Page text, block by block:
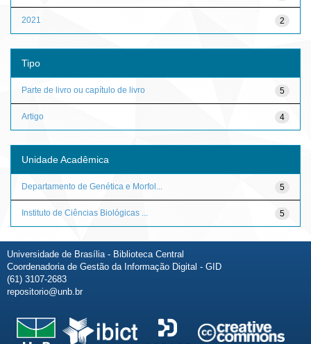
2
2021
Tipo
5
Parte de livro ou capítulo de livro
4
Artigo
Unidade Acadêmica
5
Departamento de Genética e Morfol...
5
Instituto de Ciências Biológicas ...
Universidade de Brasília - Biblioteca Central
Coordenadoria de Gestão da Informação Digital - GID
(61) 3107-2683
repositorio@unb.br